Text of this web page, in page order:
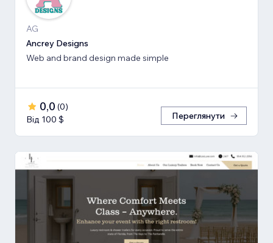
AG
Ancrey Designs
Web and brand design made simple
0,0 (0)
Від 100 $
Переглянути